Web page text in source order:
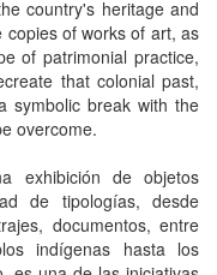
country's heritage and
of works of art, as
of patrimonial practice,
that colonial past,
symbolic break with the
overcome.
exhibición de objetos
de tipologías, desde
documentos, entre
indígenas hasta los